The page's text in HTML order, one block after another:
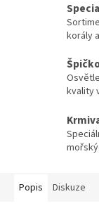
korály
kvality
Popis Diskuze